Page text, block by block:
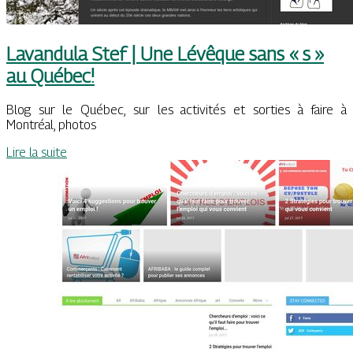
Lavandula Stef | Une Lévêque sans « s »
au Québec!
Blog sur le Québec, sur les activités et sorties à faire à
Montréal, photos
Lire la suite